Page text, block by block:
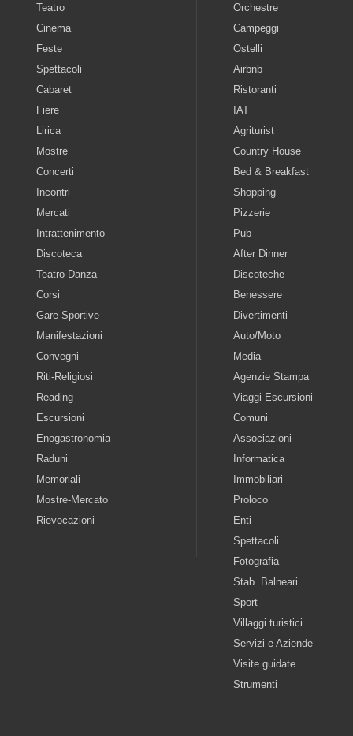
Teatro
Cinema
Feste
Spettacoli
Cabaret
Fiere
Lirica
Mostre
Concerti
Incontri
Mercati
Intrattenimento
Discoteca
Teatro-Danza
Corsi
Gare-Sportive
Manifestazioni
Convegni
Riti-Religiosi
Reading
Escursioni
Enogastronomia
Raduni
Memoriali
Mostre-Mercato
Rievocazioni
Orchestre
Campeggi
Ostelli
Airbnb
Ristoranti
IAT
Agriturist
Country House
Bed & Breakfast
Shopping
Pizzerie
Pub
After Dinner
Discoteche
Benessere
Divertimenti
Auto/Moto
Media
Agenzie Stampa
Viaggi Escursioni
Comuni
Associazioni
Informatica
Immobiliari
Proloco
Enti
Spettacoli
Fotografia
Stab. Balneari
Sport
Villaggi turistici
Servizi e Aziende
Visite guidate
Strumenti